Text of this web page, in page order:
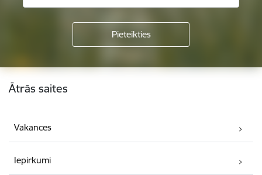
Kājene
Ātrās saites
Vakances
Iepirkumi